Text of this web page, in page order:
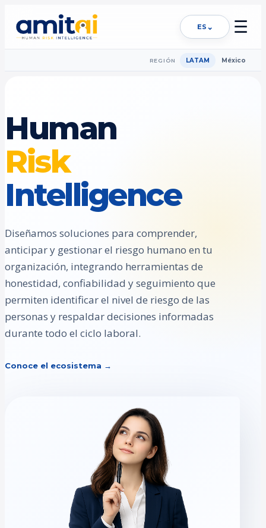
ES ⌄ ☰
REGIÓN LATAM México
Human
Risk
Intelligence
Diseñamos soluciones para comprender,
anticipar y gestionar el riesgo humano en tu
organización, integrando herramientas de
honestidad, confiabilidad y seguimiento que
permiten identificar el nivel de riesgo de las
personas y respaldar decisiones informadas
durante todo el ciclo laboral.
Conoce el ecosistema →